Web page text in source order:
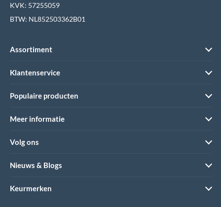
KVK: 57255059
BTW: NL852503362B01
Assortiment
Klantenservice
Populaire producten
Meer informatie
Volg ons
Nieuws & Blogs
Keurmerken